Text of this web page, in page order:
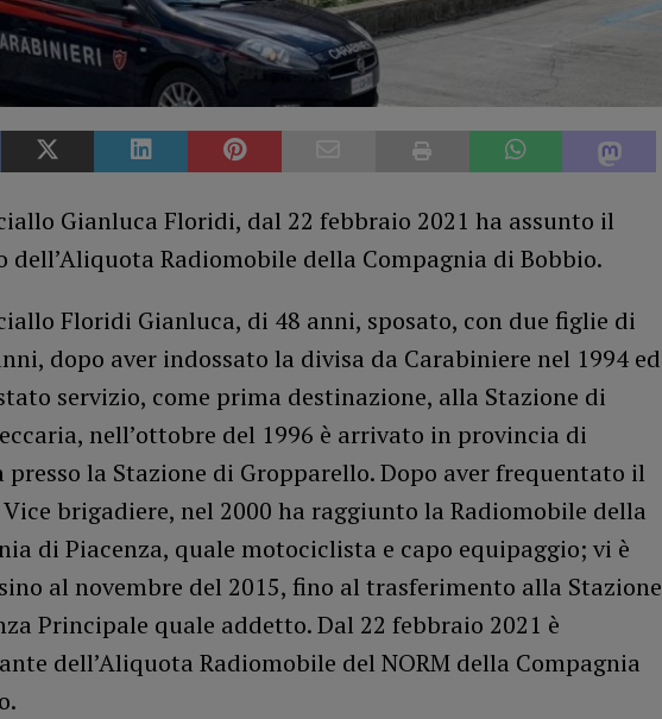
Gianluca Floridi, dal 22 febbraio 2021 ha assunto il
dell’Aliquota Radiomobile della Compagnia di Bobbio.
Floridi Gianluca, di 48 anni, sposato, con due figlie di
dopo aver indossato la divisa da Carabiniere nel 1994 ed
servizio, come prima destinazione, alla Stazione di
nell’ottobre del 1996 è arrivato in provincia di
presso la Stazione di Gropparello. Dopo aver frequentato il
Vice brigadiere, nel 2000 ha raggiunto la Radiomobile della
di Piacenza, quale motociclista e capo equipaggio; vi è
al novembre del 2015, fino al trasferimento alla Stazione
Principale quale addetto. Dal 22 febbraio 2021 è
dell’Aliquota Radiomobile del NORM della Compagnia